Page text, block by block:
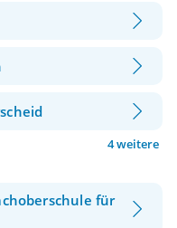
4 weitere
für